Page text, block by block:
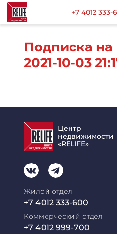
+7 4012 333-
Подписка на
2021-10-03
Центр
недвижимости
«RELIFE»
Жилой отдел
+7 4012 333-600
Коммерческий отдел
+7 4012 999-700